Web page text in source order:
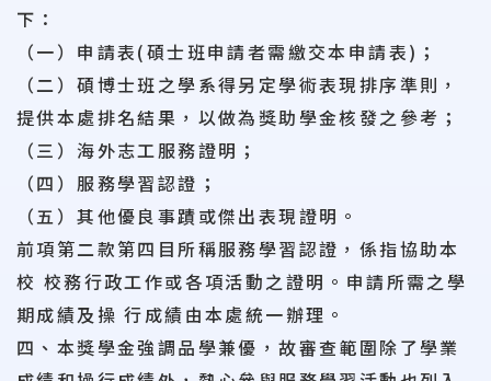
下：
（一）申請表(碩士班申請者需繳交本申請表)；
（二）碩博士班之學系得另定學術表現排序準則，
提供本處排名結果，以做為獎助學金核發之參考；
（三）海外志工服務證明；
（四）服務學習認證；
（五）其他優良事蹟或傑出表現證明。
前項第二款第四目所稱服務學習認證，係指協助本
校 校務行政工作或各項活動之證明。申請所需之學
期成績及操 行成績由本處統一辦理。
四、本獎學金強調品學兼優，故審查範圍除了學業